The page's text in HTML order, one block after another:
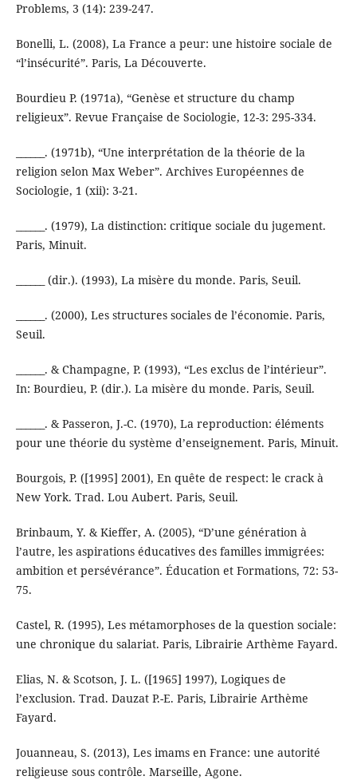
Problems, 3 (14): 239-247.
Bonelli, L. (2008), La France a peur: une histoire sociale de
“l’insécurité”. Paris, La Découverte.
Bourdieu P. (1971a), “Genèse et structure du champ
religieux”. Revue Française de Sociologie, 12-3: 295-334.
______. (1971b), “Une interprétation de la théorie de la
religion selon Max Weber”. Archives Européennes de
Sociologie, 1 (xii): 3-21.
______. (1979), La distinction: critique sociale du jugement.
Paris, Minuit.
______ (dir.). (1993), La misère du monde. Paris, Seuil.
______. (2000), Les structures sociales de l’économie. Paris,
Seuil.
______. & Champagne, P. (1993), “Les exclus de l’intérieur”.
In: Bourdieu, P. (dir.). La misère du monde. Paris, Seuil.
______. & Passeron, J.-C. (1970), La reproduction: éléments
pour une théorie du système d’enseignement. Paris, Minuit.
Bourgois, P. ([1995] 2001), En quête de respect: le crack à
New York. Trad. Lou Aubert. Paris, Seuil.
Brinbaum, Y. & Kieffer, A. (2005), “D’une génération à
l’autre, les aspirations éducatives des familles immigrées:
ambition et persévérance”. Éducation et Formations, 72: 53-
75.
Castel, R. (1995), Les métamorphoses de la question sociale:
une chronique du salariat. Paris, Librairie Arthème Fayard.
Elias, N. & Scotson, J. L. ([1965] 1997), Logiques de
l’exclusion. Trad. Dauzat P.-E. Paris, Librairie Arthème
Fayard.
Jouanneau, S. (2013), Les imams en France: une autorité
religieuse sous contrôle. Marseille, Agone.